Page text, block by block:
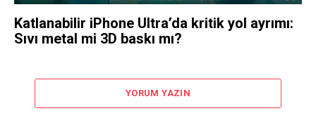
Katlanabilir iPhone Ultra’da kritik yol ayrımı:
Sıvı metal mi 3D baskı mı?
YORUM YAZIN